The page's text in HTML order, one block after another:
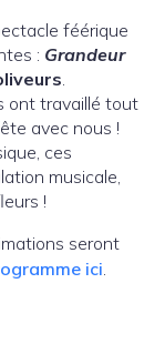
féérique
: Grandeur
ont travaillé tout
avec nous !
ces
musicale,
!
seront
ici